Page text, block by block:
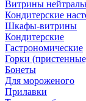
Витрины
Кондитерские
Шкафы-витрины
Кондитерские
Гастрономические
Горки
Бонеты
Для мороженого
Прилавки